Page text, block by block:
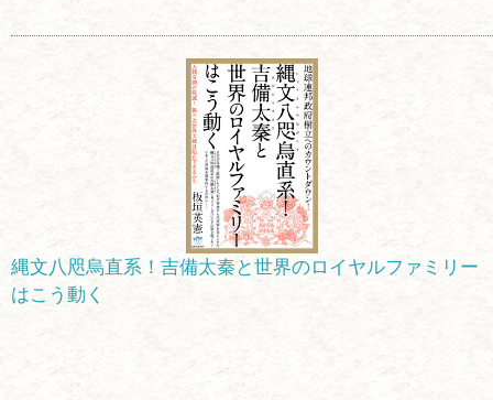
縄文八咫烏直系！吉備太秦と世界のロイヤルファミリー
はこう動く